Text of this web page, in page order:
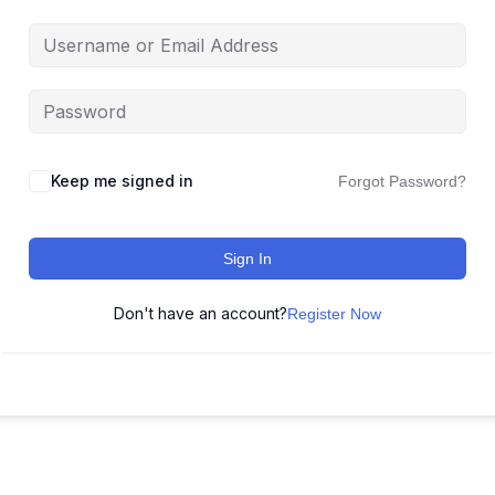
Keep me signed in Forgot Password?
Sign In
Don't have an account?Register Now